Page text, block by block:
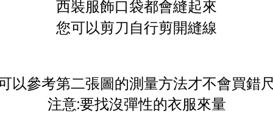
西裝服飾口袋都會縫起來
您可以剪刀自行剪開縫線
以參考第二張圖的測量方法才不會買錯
注意:要找沒彈性的衣服來量